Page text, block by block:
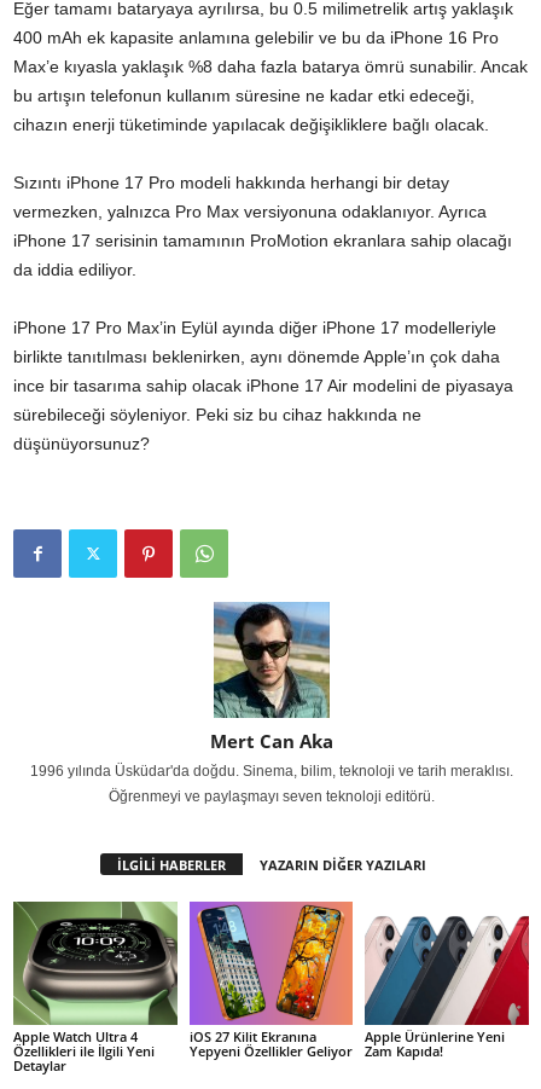
Eğer tamamı bataryaya ayrılırsa, bu 0.5 milimetrelik artış yaklaşık
400 mAh ek kapasite anlamına gelebilir ve bu da iPhone 16 Pro
Max’e kıyasla yaklaşık %8 daha fazla batarya ömrü sunabilir. Ancak
bu artışın telefonun kullanım süresine ne kadar etki edeceği,
cihazın enerji tüketiminde yapılacak değişikliklere bağlı olacak.
Sızıntı iPhone 17 Pro modeli hakkında herhangi bir detay
vermezken, yalnızca Pro Max versiyonuna odaklanıyor. Ayrıca
iPhone 17 serisinin tamamının ProMotion ekranlara sahip olacağı
da iddia ediliyor.
iPhone 17 Pro Max’in Eylül ayında diğer iPhone 17 modelleriyle
birlikte tanıtılması beklenirken, aynı dönemde Apple’ın çok daha
ince bir tasarıma sahip olacak iPhone 17 Air modelini de piyasaya
sürebileceği söyleniyor. Peki siz bu cihaz hakkında ne
düşünüyorsunuz?
Mert Can Aka
1996 yılında Üsküdar'da doğdu. Sinema, bilim, teknoloji ve tarih meraklısı.
Öğrenmeyi ve paylaşmayı seven teknoloji editörü.
İLGİLİ HABERLER YAZARIN DİĞER YAZILARI
Apple Watch Ultra 4
Özellikleri ile İlgili Yeni
Detaylar
iOS 27 Kilit Ekranına
Yepyeni Özellikler Geliyor
Apple Ürünlerine Yeni
Zam Kapıda!